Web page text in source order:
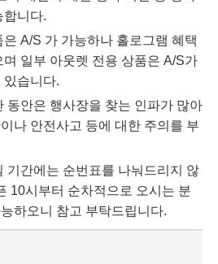
합니다.
A/S 가 가능하나 홀로그램 혜택
며 일부 아웃렛 전용 상품은 A/S가
있습니다.
동안은 행사장을 찾는 인파가 많아
나 안전사고 등에 대한 주의를 부
기간에는 순번표를 나눠드리지 않
10시부터 순차적으로 오시는 분
하오니 참고 부탁드립니다.